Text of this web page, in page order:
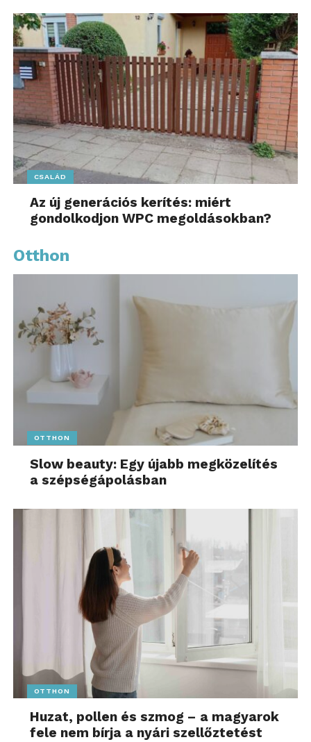
CSALÁD
Az új generációs kerítés: miért
gondolkodjon WPC megoldásokban?
Otthon
OTTHON
Slow beauty: Egy újabb megközelítés
a szépségápolásban
OTTHON
Huzat, pollen és szmog – a magyarok
fele nem bírja a nyári szellőztetést